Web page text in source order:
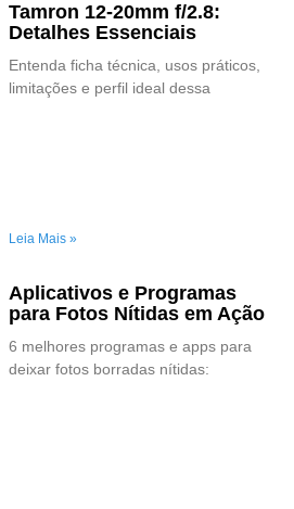
Tamron 12-20mm f/2.8:
Detalhes Essenciais
Entenda ficha técnica, usos práticos,
limitações e perfil ideal dessa
Leia Mais »
Aplicativos e Programas
para Fotos Nítidas em Ação
6 melhores programas e apps para
deixar fotos borradas nítidas: